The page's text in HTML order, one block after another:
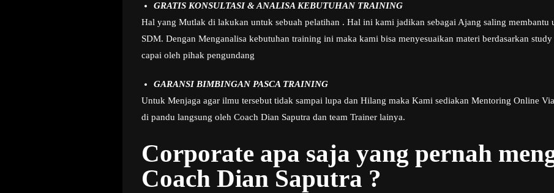
GRATIS KONSULTASI & ANALISA KEBUTUHAN TRAINING
Hal yang Mutlak di lakukan untuk sebuah pelatihan . Hal ini kami jadikan sebagai Ajang saling membantu
SDM. Dengan Menganalisa kebutuhan training ini maka kami bisa menyesuaikan materi berdasarkan
capai oleh pihak pengundang
GARANSI BIMBINGAN PASCA TRAINING
Untuk Menjaga agar ilmu tersebut tidak sampai lupa dan Hilang maka Kami sediakan Mentoring Online
di pandu langsung oleh Coach Dian Saputra dan team Trainer lainya.
Corporate apa saja yang pernah
Coach Dian Saputra ?